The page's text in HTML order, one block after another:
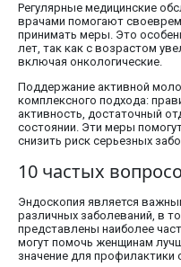
Регулярные медицинские
врачами помогают
принимать меры. Это
лет, так как с возрастом
включая онкологические.
Поддержание активной
комплексного подхода:
активность, достаточный
состоянии. Эти меры
снизить риск серьезных
10 частых
Эндоскопия является
различных заболеваний, в
представлены наиболее
могут помочь женщинам
значение для профилактики